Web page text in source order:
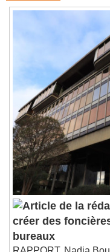
créer des
bureaux